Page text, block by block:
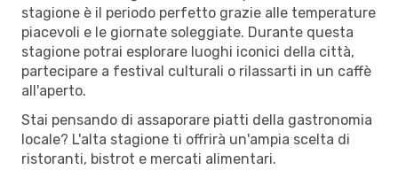
stagione è il periodo perfetto grazie alle temperature
piacevoli e le giornate soleggiate. Durante questa
stagione potrai esplorare luoghi iconici della città,
partecipare a festival culturali o rilassarti in un caffè
all'aperto.
Stai pensando di assaporare piatti della gastronomia
locale? L'alta stagione ti offrirà un'ampia scelta di
ristoranti, bistrot e mercati alimentari.